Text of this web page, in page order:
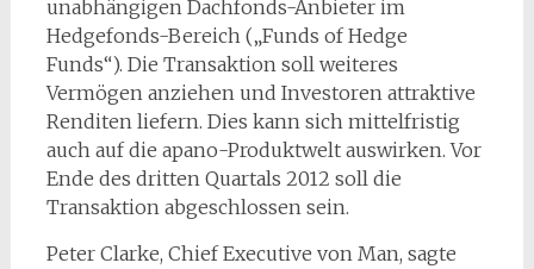
unabhängigen Dachfonds-Anbieter im
Hedgefonds-Bereich („Funds of Hedge
Funds“). Die Transaktion soll weiteres
Vermögen anziehen und Investoren attraktive
Renditen liefern. Dies kann sich mittelfristig
auch auf die apano-Produktwelt auswirken. Vor
Ende des dritten Quartals 2012 soll die
Transaktion abgeschlossen sein.
Peter Clarke, Chief Executive von Man, sagte